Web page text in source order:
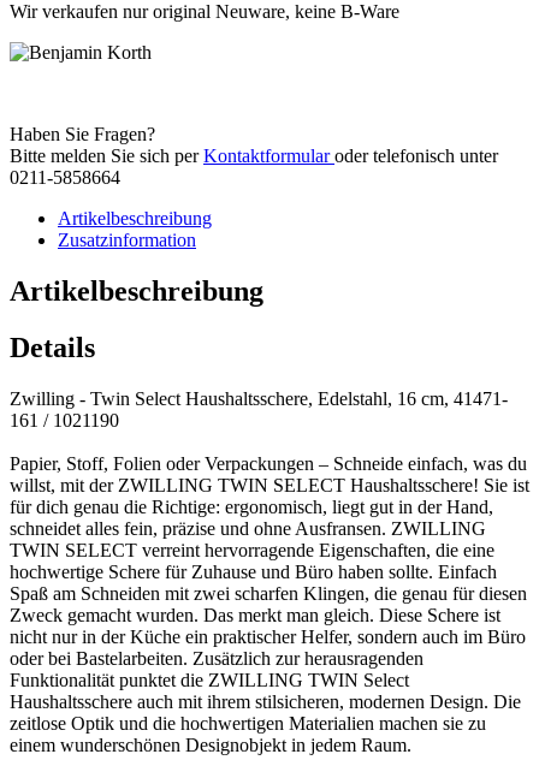
Wir verkaufen nur original Neuware, keine B-Ware
Haben Sie Fragen?
Bitte melden Sie sich perKontaktformularoder telefonisch unter
0211-5858664
Artikelbeschreibung
Zusatzinformation
Artikelbeschreibung
Details
Zwilling - Twin Select Haushaltsschere, Edelstahl, 16 cm, 41471-
161 / 1021190
Papier, Stoff, Folien oder Verpackungen – Schneide einfach, was du
willst, mit der ZWILLING TWIN SELECT Haushaltsschere! Sie ist
für dich genau die Richtige: ergonomisch, liegt gut in der Hand,
schneidet alles fein, präzise und ohne Ausfransen. ZWILLING
TWIN SELECT verreint hervorragende Eigenschaften, die eine
hochwertige Schere für Zuhause und Büro haben sollte. Einfach
Spaß am Schneiden mit zwei scharfen Klingen, die genau für diesen
Zweck gemacht wurden. Das merkt man gleich. Diese Schere ist
nicht nur in der Küche ein praktischer Helfer, sondern auch im Büro
oder bei Bastelarbeiten. Zusätzlich zur herausragenden
Funktionalität punktet die ZWILLING TWIN Select
Haushaltsschere auch mit ihrem stilsicheren, modernen Design. Die
zeitlose Optik und die hochwertigen Materialien machen sie zu
einem wunderschönen Designobjekt in jedem Raum.